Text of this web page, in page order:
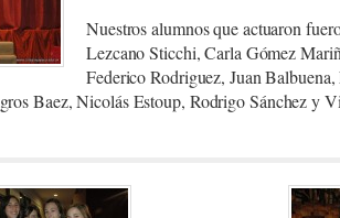
Nuestros alumnos que actuaron
Lezcano Sticchi, Carla Gómez
Federico Rodriguez, Juan
Baez, Nicolás Estoup, Rodrigo Sánchez y